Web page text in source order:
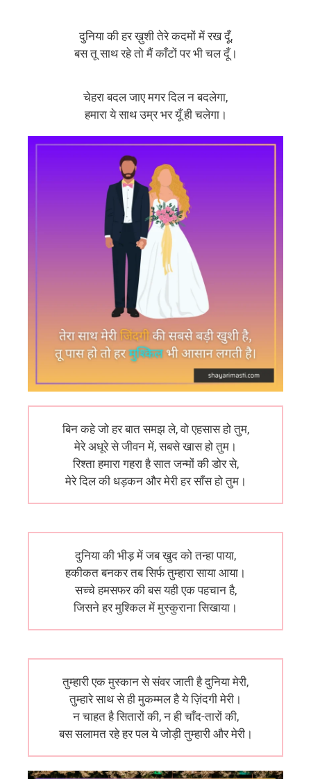
दुनिया की हर ख़ुशी तेरे कदमों में रख दूँ,
बस तू साथ रहे तो मैं काँटों पर भी चल दूँ।
चेहरा बदल जाए मगर दिल न बदलेगा,
हमारा ये साथ उम्र भर यूँ ही चलेगा।
बिन कहे जो हर बात समझ ले, वो एहसास हो तुम,
मेरे अधूरे से जीवन में, सबसे खास हो तुम।
रिश्ता हमारा गहरा है सात जन्मों की डोर से,
मेरे दिल की धड़कन और मेरी हर साँस हो तुम।
दुनिया की भीड़ में जब खुद को तन्हा पाया,
हकीकत बनकर तब सिर्फ तुम्हारा साया आया।
सच्चे हमसफर की बस यही एक पहचान है,
जिसने हर मुश्किल में मुस्कुराना सिखाया।
तुम्हारी एक मुस्कान से संवर जाती है दुनिया मेरी,
तुम्हारे साथ से ही मुकम्मल है ये ज़िंदगी मेरी।
न चाहत है सितारों की, न ही चाँद-तारों की,
बस सलामत रहे हर पल ये जोड़ी तुम्हारी और मेरी।